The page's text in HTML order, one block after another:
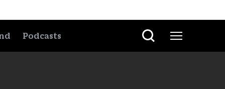
Podcasts